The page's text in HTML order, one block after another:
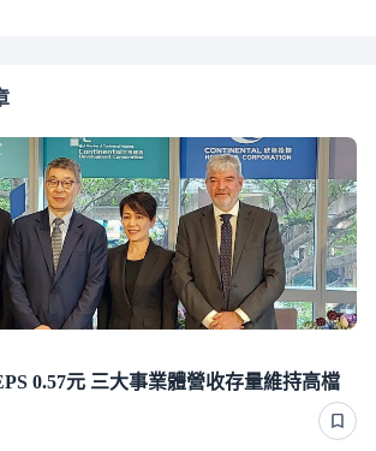
0.57元 三大事業體營收存量維持高檔